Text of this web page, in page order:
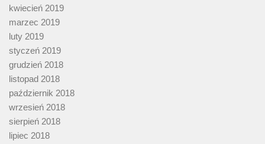
kwiecień 2019
marzec 2019
luty 2019
styczeń 2019
grudzień 2018
listopad 2018
październik 2018
wrzesień 2018
sierpień 2018
lipiec 2018